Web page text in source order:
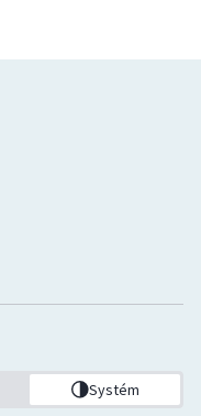
Systém